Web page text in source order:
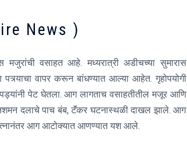
News )
मजुरांची वसाहत आहे. मध्यरात्री अडीचच्या सुमारास
वापर करून बांधण्यात आल्या आहेत. गृहोपयोगी
पेट घेतला. आग लागताच वसाहतीतील मजूर आणि
दलाचे पाच बंब, टॅंकर घटनास्थळी दाखल झाले. आग
आग आटोक्यात आणण्यात यश आले.